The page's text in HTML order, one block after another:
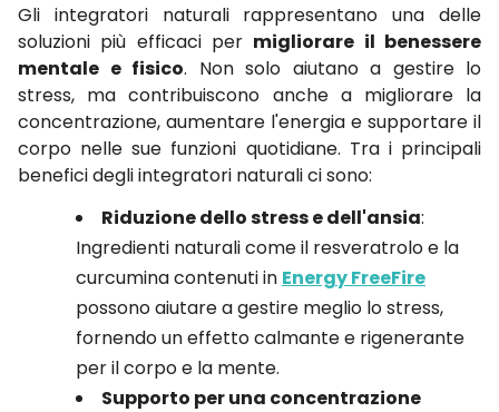
Gli integratori naturali rappresentano una delle
soluzioni più efficaci per migliorare il benessere
mentale e fisico. Non solo aiutano a gestire lo
stress, ma contribuiscono anche a migliorare la
concentrazione, aumentare l'energia e supportare il
corpo nelle sue funzioni quotidiane. Tra i principali
benefici degli integratori naturali ci sono:
Riduzione dello stress e dell'ansia:
Ingredienti naturali come il resveratrolo e la
curcumina contenuti in Energy FreeFire
possono aiutare a gestire meglio lo stress,
fornendo un effetto calmante e rigenerante
per il corpo e la mente.
Supporto per una concentrazione